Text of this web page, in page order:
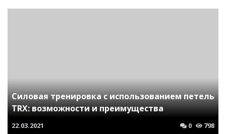
Силовая тренировка с использованием петель
TRX: возможности и преимущества
22.03.2021 0 798